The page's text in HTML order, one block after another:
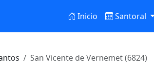
Inicio Santoral
San Vicente de Vernemet (6824)